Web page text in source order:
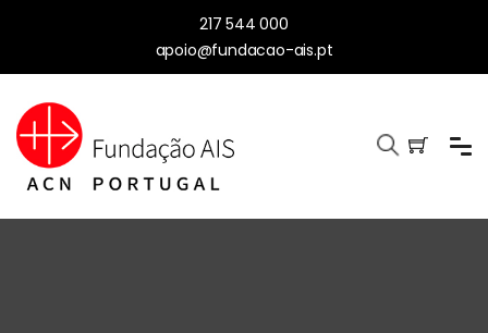
217 544 000
apoio@fundacao-ais.pt